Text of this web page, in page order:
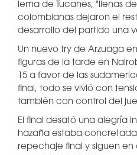
lema de Tucanes, "llenas
colombianas dejaron el
desarrollo del partido una
Un nuevo try de Arzuaga
figuras de la tarde en
15 a favor de las
final, todo se vivió con
también con control del
El final desató una alegría
hazaña estaba
repechaje final y siguen en